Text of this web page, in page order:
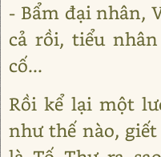
- Bẩm đại nhân,
cả rồi, tiểu
cố...
Rồi kể lại một
như thế nào,